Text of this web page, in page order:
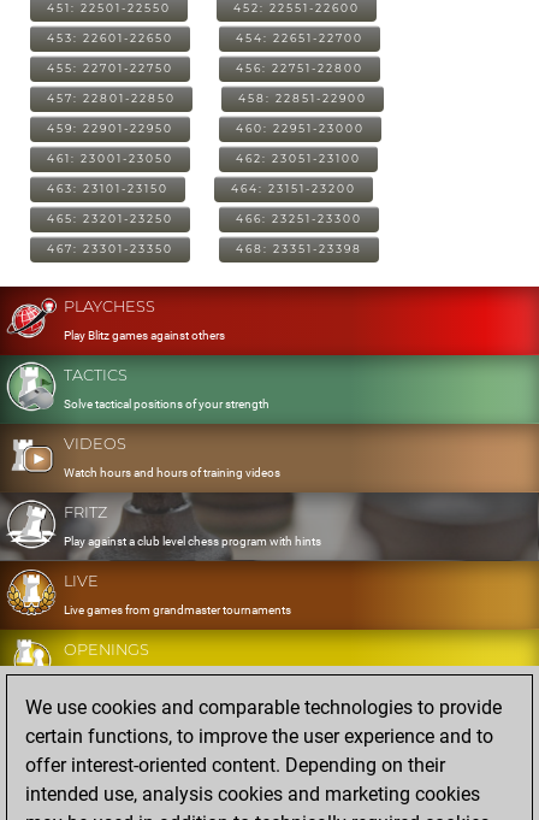
451: 22501-22550 452: 22551-22600
453: 22601-22650 454: 22651-22700
455: 22701-22750 456: 22751-22800
457: 22801-22850 458: 22851-22900
459: 22901-22950 460: 22951-23000
461: 23001-23050 462: 23051-23100
463: 23101-23150 464: 23151-23200
465: 23201-23250 466: 23251-23300
467: 23301-23350 468: 23351-23398
PLAYCHESS
Play Blitz games against others
TACTICS
Solve tactical positions of your strength
VIDEOS
Watch hours and hours of training videos
FRITZ
Play against a club level chess program with hints
LIVE
Live games from grandmaster tournaments
OPENINGS
Develop and exercise your openings
DATABASE
Eight million strong games
MYGAMES
Store and analyse your own games in the cloud
We use cookies and comparable technologies to provide
certain functions, to improve the user experience and to
offer interest-oriented content. Depending on their
intended use, analysis cookies and marketing cookies